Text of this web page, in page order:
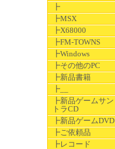
┣
┣MSX
┣X68000
┣FM-TOWNS
┣Windows
┣その他のPC
┣新品書籍
┣__
┣新品ゲームサン
トラCD
┣新品ゲームDVD
┣ご依頼品
┣レコード